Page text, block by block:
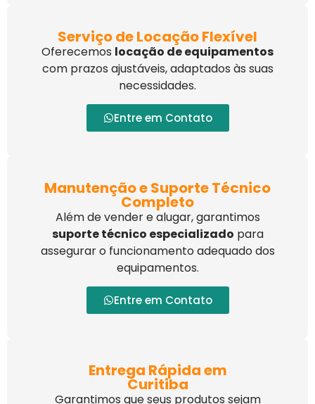
Serviço de Locação Flexível
Oferecemos locação de equipamentos
com prazos ajustáveis, adaptados às suas
necessidades.
Entre em Contato
Manutenção e Suporte Técnico
Completo
Além de vender e alugar, garantimos
suporte técnico especializado para
assegurar o funcionamento adequado dos
equipamentos.
Entre em Contato
Entrega Rápida em
Curitiba
Garantimos que seus produtos sejam